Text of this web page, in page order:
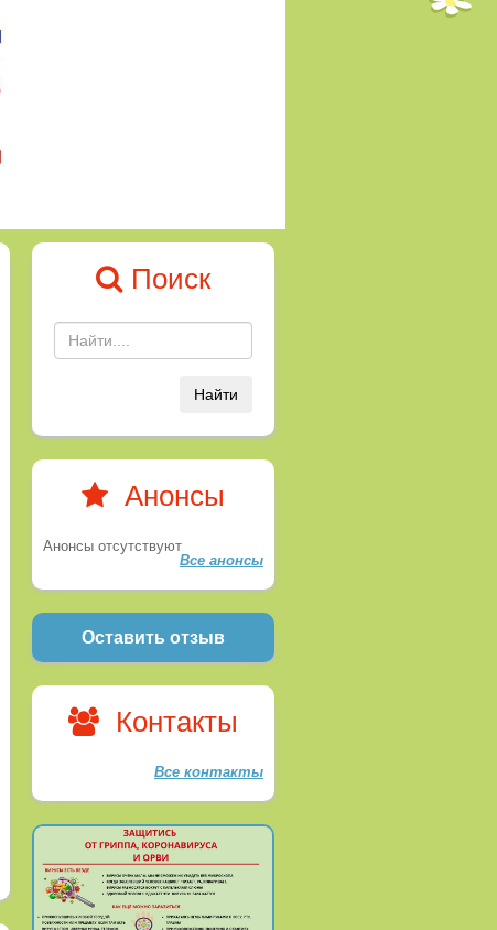
Поиск
Найти
Анонсы
Анонсы отсутствуют
Все анонсы
Оставить отзыв
Контакты
Все контакты